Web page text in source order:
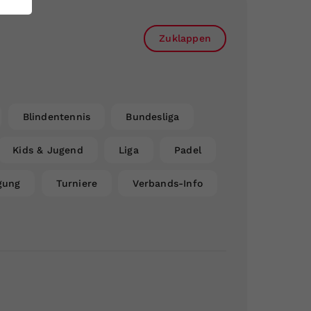
Zuklappen
Blindentennis Bundesliga
Kids & Jugend Liga Padel
Turniere Verbands-Info